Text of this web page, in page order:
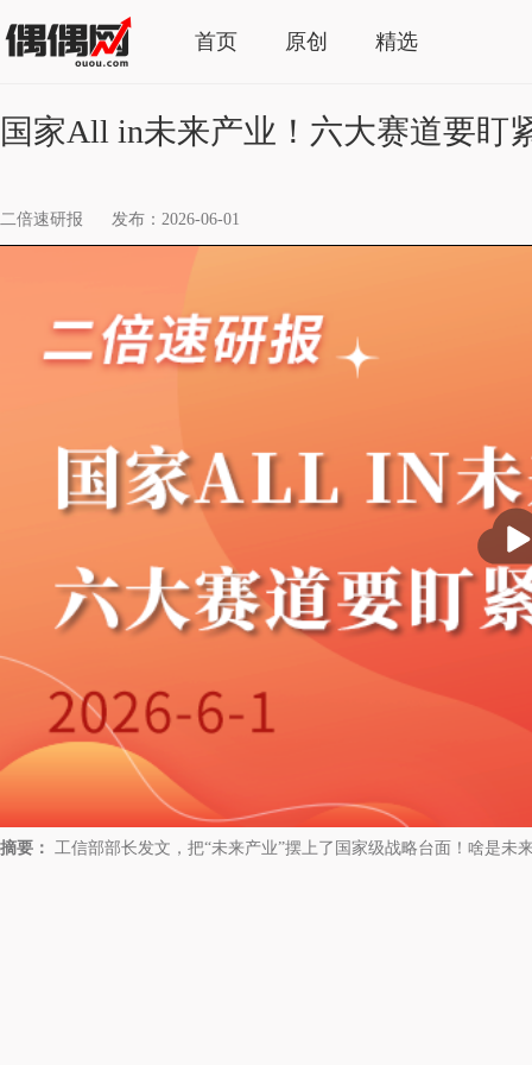
首页 原创 精选
国家All in未来产业！六大赛道要盯
二倍速研报 发布：2026-06-01
放
摘要： 工信部部长发文，把“未来产业”摆上了国家级战略台面！啥是未